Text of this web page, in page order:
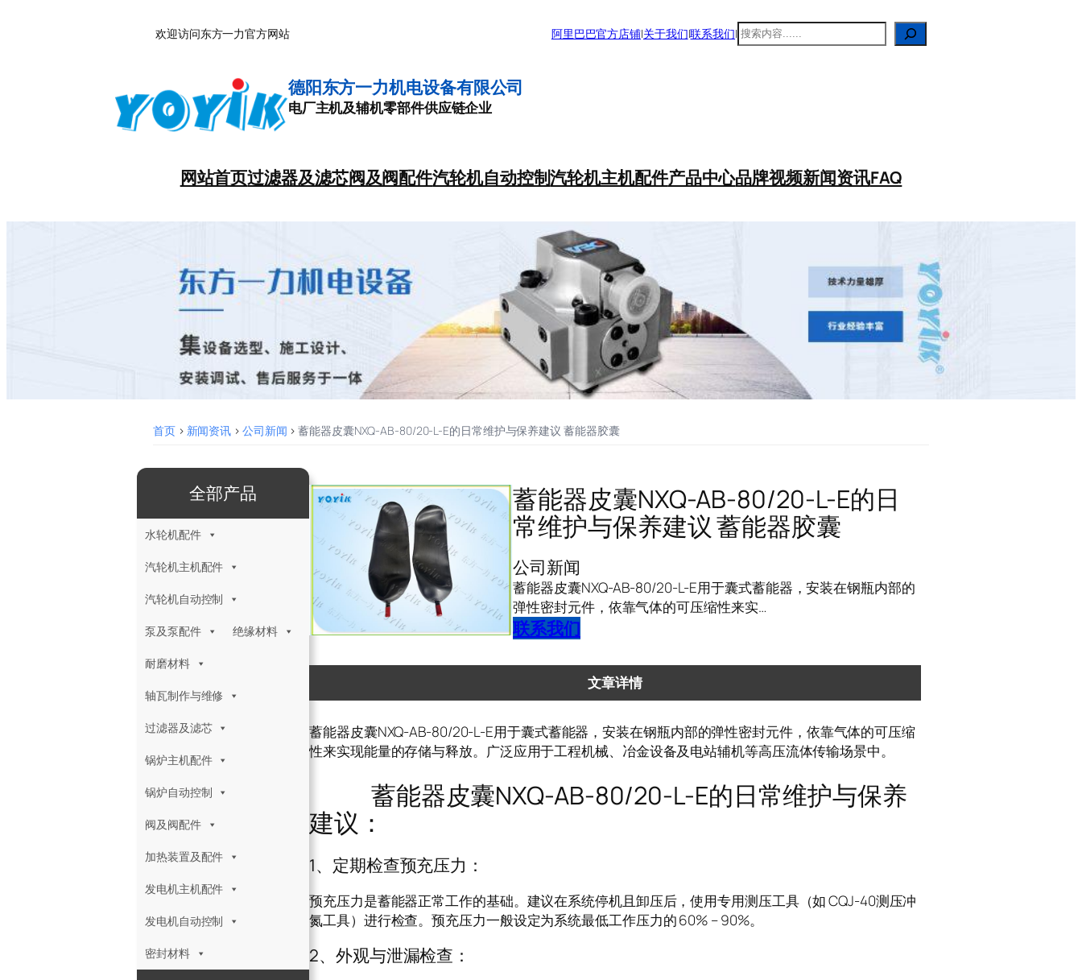
欢迎访问东方一力官方网站 阿里巴巴官方店铺|关于我们|联系我们| 搜
德阳东方一力机电设备有限公司
电厂主机及辅机零部件供应链企业
网站首页过滤器及滤芯阀及阀配件汽轮机自动控制汽轮机主机配件产品中心品牌视频新闻资讯FAQ
首页> 新闻资讯 > 公司新闻 >蓄能器皮囊NXQ-AB-80/20-L-E的日常维护与保养建议 蓄能器胶囊
全部产品
水轮机配件
汽轮机主机配件
汽轮机自动控制
泵及泵配件 绝缘材料
耐磨材料
轴瓦制作与维修
过滤器及滤芯
锅炉主机配件
锅炉自动控制
阀及阀配件
加热装置及配件
发电机主机配件
发电机自动控制
密封材料
蓄能器皮囊NXQ-AB-80/20-L-E的日
常维护与保养建议 蓄能器胶囊
公司新闻
蓄能器皮囊NXQ-AB-80/20-L-E用于囊式蓄能器，安装在钢瓶内部的
弹性密封元件，依靠气体的可压缩性来实…
联系我们
文章详情
蓄能器皮囊NXQ-AB-80/20-L-E用于囊式蓄能器，安装在钢瓶内部的弹性密封元件，依靠气体的可压缩
性来实现能量的存储与释放。广泛应用于工程机械、冶金设备及电站辅机等高压流体传输场景中。
蓄能器皮囊NXQ-AB-80/20-L-E的日常维护与保养
建议：
1、定期检查预充压力：
预充压力是蓄能器正常工作的基础。建议在系统停机且卸压后，使用专用测压工具（如 CQJ-40测压冲
氮工具）进行检查。预充压力一般设定为系统最低工作压力的 60% – 90%。
2、外观与泄漏检查：